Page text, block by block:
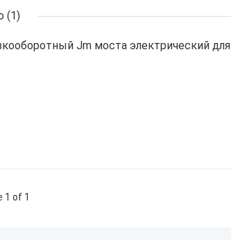
(1)
Jm моста электрический для
1 of 1